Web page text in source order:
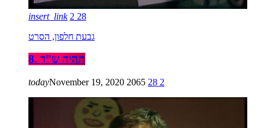
insert_link 2 28
גבעת חלפון, הסרט
8. תהיה ש”ד
todayNovember 19, 2020 2065 28 2